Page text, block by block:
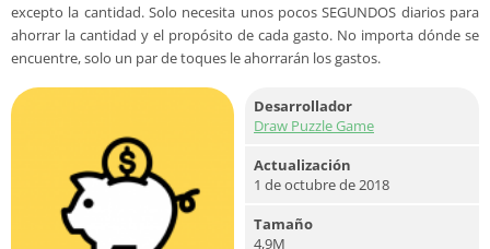
excepto la cantidad. Solo necesita unos pocos SEGUNDOS diarios para
ahorrar la cantidad y el propósito de cada gasto. No importa dónde se
encuentre, solo un par de toques le ahorrarán los gastos.
Desarrollador
Draw Puzzle Game
Actualización
1 de octubre de 2018
Tamaño
4,9M